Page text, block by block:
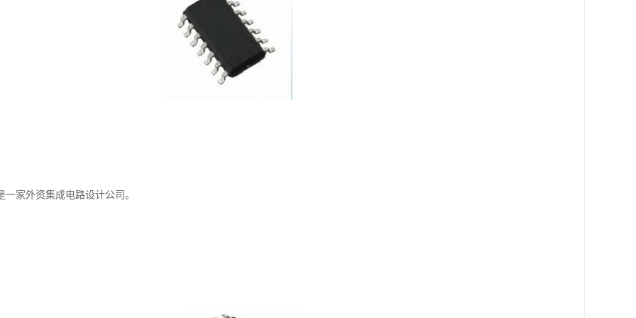
一家外资集成电路设计公司。